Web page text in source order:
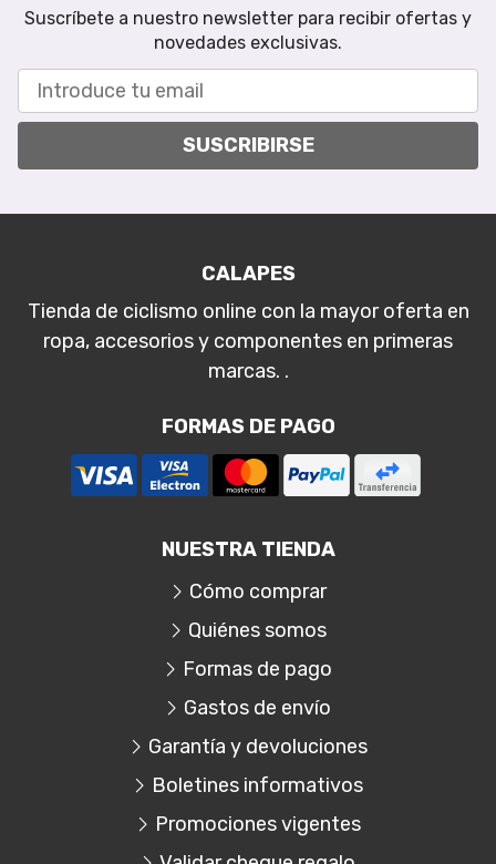
Suscríbete a nuestro newsletter para recibir ofertas y
novedades exclusivas.
SUSCRIBIRSE
CALAPES
Tienda de ciclismo online con la mayor oferta en
ropa, accesorios y componentes en primeras
marcas. .
FORMAS DE PAGO
NUESTRA TIENDA
Cómo comprar
Quiénes somos
Formas de pago
Gastos de envío
Garantía y devoluciones
Boletines informativos
Promociones vigentes